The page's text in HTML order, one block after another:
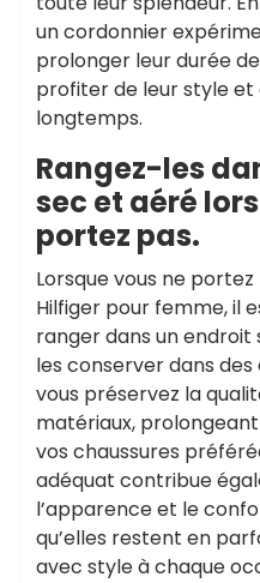
un cordonnier
prolonger leur durée
profiter de leur style
longtemps.
Rangez-les
sec et aéré
portez pas.
Lorsque vous ne
Hilfiger pour femme, il
ranger dans un endroit
les conserver dans
vous préservez la
matériaux,
vos chaussures
adéquat contribue
l’apparence et le
qu’elles restent en
avec style à chaque